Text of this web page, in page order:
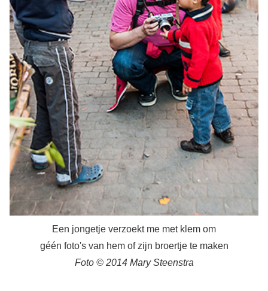
Een jongetje verzoekt me met klem om
géén foto's van hem of zijn broertje te maken
Foto © 2014 Mary Steenstra